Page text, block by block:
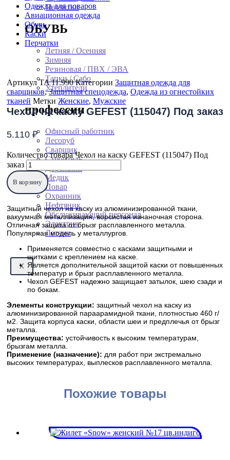
Перчатки
ОБУВЬ
Летняя / Осенняя
Зимняя
Резиновая / ПВХ / ЭВА
Тапки / Сабо
Утеплители
профессии
Офисный работник
Лесоруб
Сварщик
Строитель
Дорожник
Медик
Повар
Охранник
Нефтяник
Обслуживающий персонал
Электрик
Летчик
X
Одежда для поваров
Авиационная одежда
Обувь
Каски
Перчатки
АртикулTA 11.990Категории Защитная одежда для
сварщиков,Защитная спецодежда, Одежда из огнестойких
тканей Метки Женские, Мужские
Чехол на каску GEFEST (115047) Под заказ
5.110 ₽
Количество товара Чехол на каску GEFEST (115047) Под
заказ
В корзину
Защитный чехол на каску из алюминизированной ткани,
вакуумная металлизация, ворсистая изнаночная сторона.
Отличная защита от брызг расплавленного металла.
Популярная модель у металлургов.
Применяется совместно с касками защитными и
щитками с креплением на каске.
Является дополнительной защитой каски от повышенных
температур и брызг расплавленного металла.
Чехол GEFEST надежно защищает затылок, шею сзади и
по бокам.
Элементы конструкции: защитный чехол на каску из
алюминизированной параарамидной ткани, плотностью 460 г/
м2. Защита корпуса каски, области шеи и предплечья от брызг
металла.
Преимущества: устойчивость к высоким температурам,
брызгам металла.
Применение (назначение): для работ при экстремально
высоких температурах, выплесков расплавленного металла.
Похожие товары